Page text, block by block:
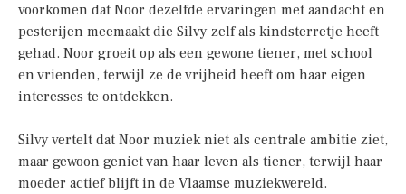
voorkomen dat Noor dezelfde ervaringen met aandacht en
pesterijen meemaakt die Silvy zelf als kindsterretje heeft
gehad. Noor groeit op als een gewone tiener, met school
en vrienden, terwijl ze de vrijheid heeft om haar eigen
interesses te ontdekken.
Silvy vertelt dat Noor muziek niet als centrale ambitie ziet,
maar gewoon geniet van haar leven als tiener, terwijl haar
moeder actief blijft in de Vlaamse muziekwereld.